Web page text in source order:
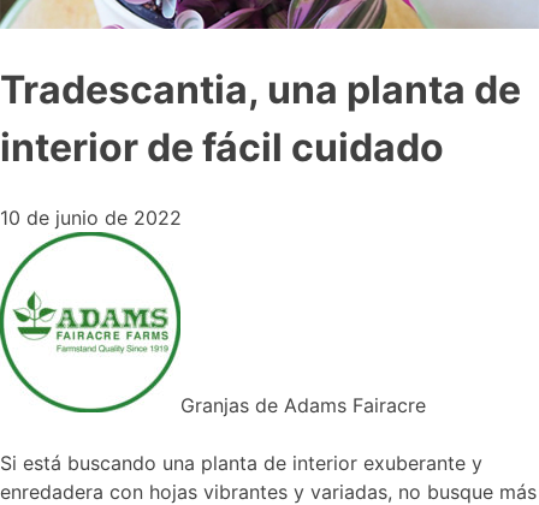
Tradescantia, una planta de
interior de fácil cuidado
10 de junio de 2022
Granjas de Adams Fairacre
Si está buscando una planta de interior exuberante y
enredadera con hojas vibrantes y variadas, no busque más